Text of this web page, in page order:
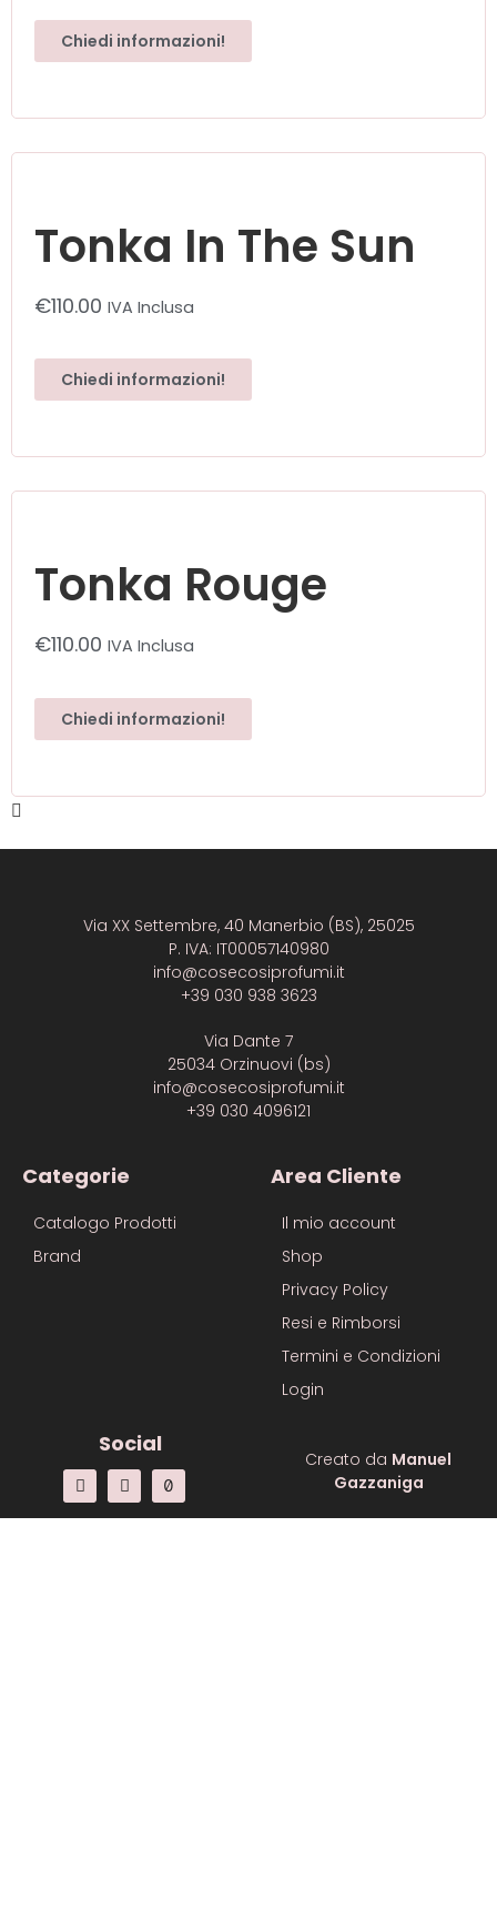
Chiedi informazioni!
Tonka In The Sun
€110.00 IVA Inclusa
Chiedi informazioni!
Tonka Rouge
€110.00 IVA Inclusa
Chiedi informazioni!
Via XX Settembre, 40 Manerbio (BS), 25025
P. IVA: IT00057140980
info@cosecosiprofumi.it
+39 030 938 3623
Via Dante 7
25034 Orzinuovi (bs)
info@cosecosiprofumi.it
+39 030 4096121
Categorie
Catalogo Prodotti
Brand
Area Cliente
Il mio account
Shop
Privacy Policy
Resi e Rimborsi
Termini e Condizioni
Login
Social
Creato da Manuel
Gazzaniga